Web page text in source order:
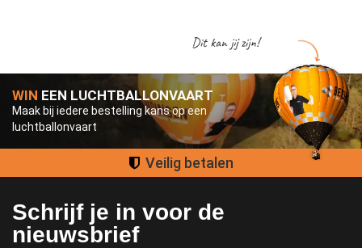
WIN EEN LUCHTBALLONVAART
Maak bij iedere bestelling kans op een
luchtballonvaart
Dit kan jij zijn!
Groot assortiment
Schrijf je in voor de
nieuwsbrief